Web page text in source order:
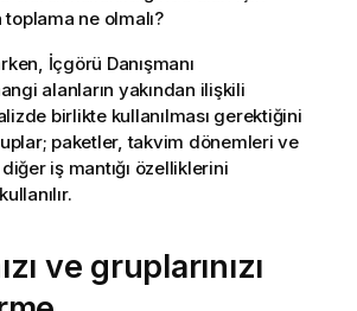
toplama ne olmalı?
İçgörü Danışmanı
alanların yakından ilişkili
birlikte kullanılması gerektiğini
paketler, takvim dönemleri ve
iş mantığı özelliklerini
ve gruplarınızı